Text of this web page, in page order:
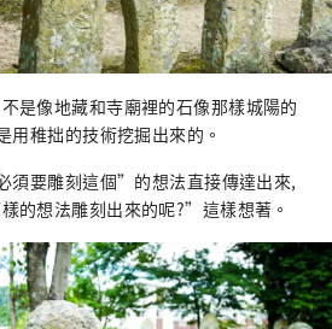
是像地藏和寺廟裡的石像那樣城陽的
用稚拙的技術挖掘出來的。
須要雕刻這個”的想法直接傳達出來,
的想法雕刻出來的呢?”這樣想著。